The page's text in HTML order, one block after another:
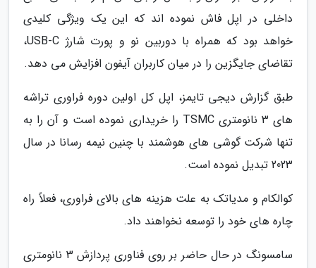
داخلی در اپل فاش نموده اند که این یک ویژگی کلیدی
خواهد بود که همراه با دوربین نو و پورت شارژ USB-C،
تقاضای جایگزین را در میان کاربران آیفون افزایش می دهد.
طبق گزارش دیجی تایمز، اپل کل اولین دوره فراوری تراشه
های 3 نانومتری TSMC را خریداری نموده است و آن را به
تنها شرکت گوشی های هوشمند با چنین نیمه رسانا در سال
2023 تبدیل نموده است.
کوالکام و مدیاتک به علت هزینه های بالای فراوری، فعلاً راه
چاره های خود را توسعه نخواهند داد.
سامسونگ در حال حاضر بر روی فناوری پردازش 3 نانومتری